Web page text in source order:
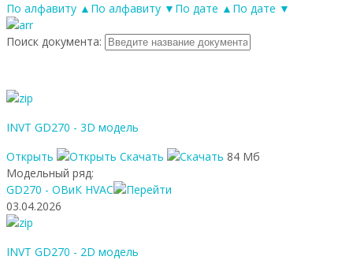
По алфавиту ▲ По алфавиту ▼ По дате ▲ По дате ▼
Поиск документа:
INVT GD270 - 3D модель
Открыть
Скачать
84 Мб
Модельный ряд:
GD270 - ОВиК HVAC
03.04.2026
INVT GD270 - 2D модель